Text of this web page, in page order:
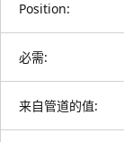
Position:
必需:
来自管道的值: